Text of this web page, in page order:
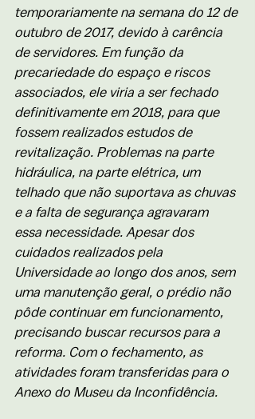
temporariamente na semana do 12 de
outubro de 2017, devido à carência
de servidores. Em função da
precariedade do espaço e riscos
associados, ele viria a ser fechado
definitivamente em 2018, para que
fossem realizados estudos de
revitalização. Problemas na parte
hidráulica, na parte elétrica, um
telhado que não suportava as chuvas
e a falta de segurança agravaram
essa necessidade. Apesar dos
cuidados realizados pela
Universidade ao longo dos anos, sem
uma manutenção geral, o prédio não
pôde continuar em funcionamento,
precisando buscar recursos para a
reforma. Com o fechamento, as
atividades foram transferidas para o
Anexo do Museu da Inconfidência.